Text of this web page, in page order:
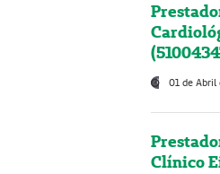
01 de Abril
Clínico